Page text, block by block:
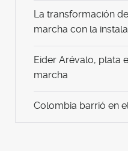
La transformación
marcha con la
Eider Arévalo, plata
marcha
Colombia barrió en